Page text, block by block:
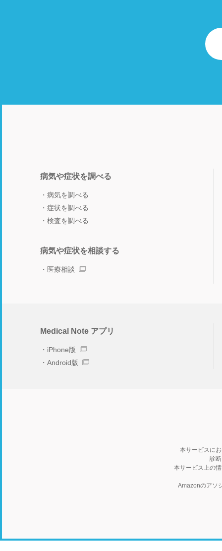
病気や症状を調べる
病気を調べる
症状を調べる
検査を調べる
病気や症状を相談する
医療相談
Medical Note アプリ
iPhone版
Android版
本サービスに
診
本サービス上の
Amazonのアソ